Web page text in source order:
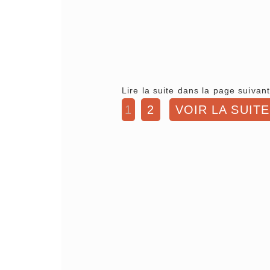
Lire la suite dans la page
1 2 VOIR LA SUITE